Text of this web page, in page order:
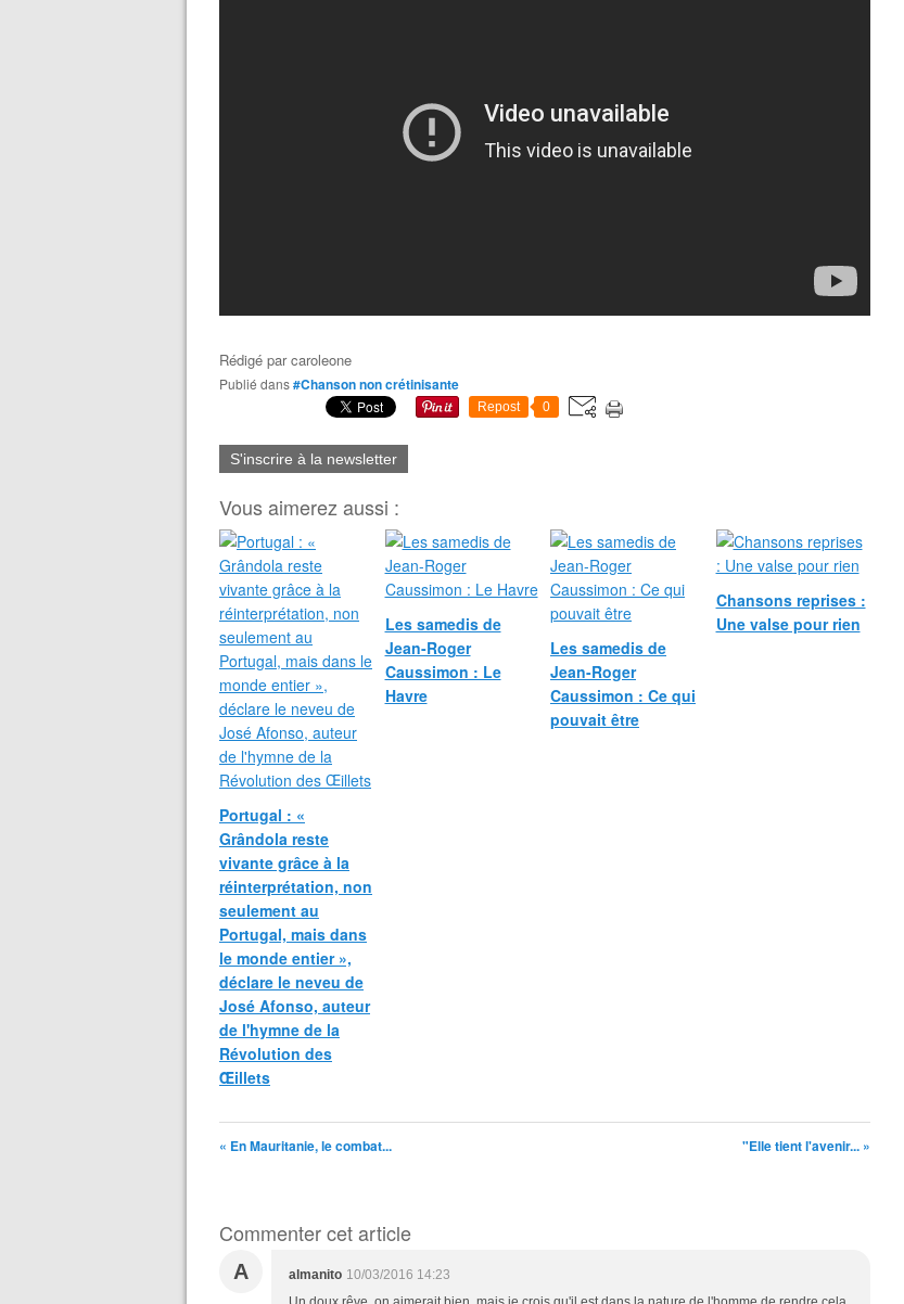
Rédigé parcaroleone
Publié dans#Chanson non crétinisante
Repost 0
S'inscrire à la newsletter
Vous aimerez aussi :
Portugal : «
Grândola reste
vivante grâce à la
réinterprétation, non
seulement au
Portugal, mais dans
le monde entier »,
déclare le neveu de
José Afonso, auteur
de l'hymne de la
Révolution des
Œillets
Les samedis de
Jean-Roger
Caussimon : Le
Havre
Les samedis de
Jean-Roger
Caussimon : Ce qui
pouvait être
Chansons reprises :
Une valse pour rien
« En Mauritanie, le combat... "Elle tient l'avenir... »
Commenter cet article
A almanito 10/03/2016 14:23